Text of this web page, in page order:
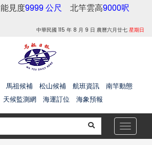
能見度9999 公尺 北竿雲高9000呎
中華民國 115 年 8 月 9 日 農曆六月廿七 星期日
馬祖候補 松山候補 航班資訊
南竿動態
天候監測網 海運訂位 海象預報
Toggle